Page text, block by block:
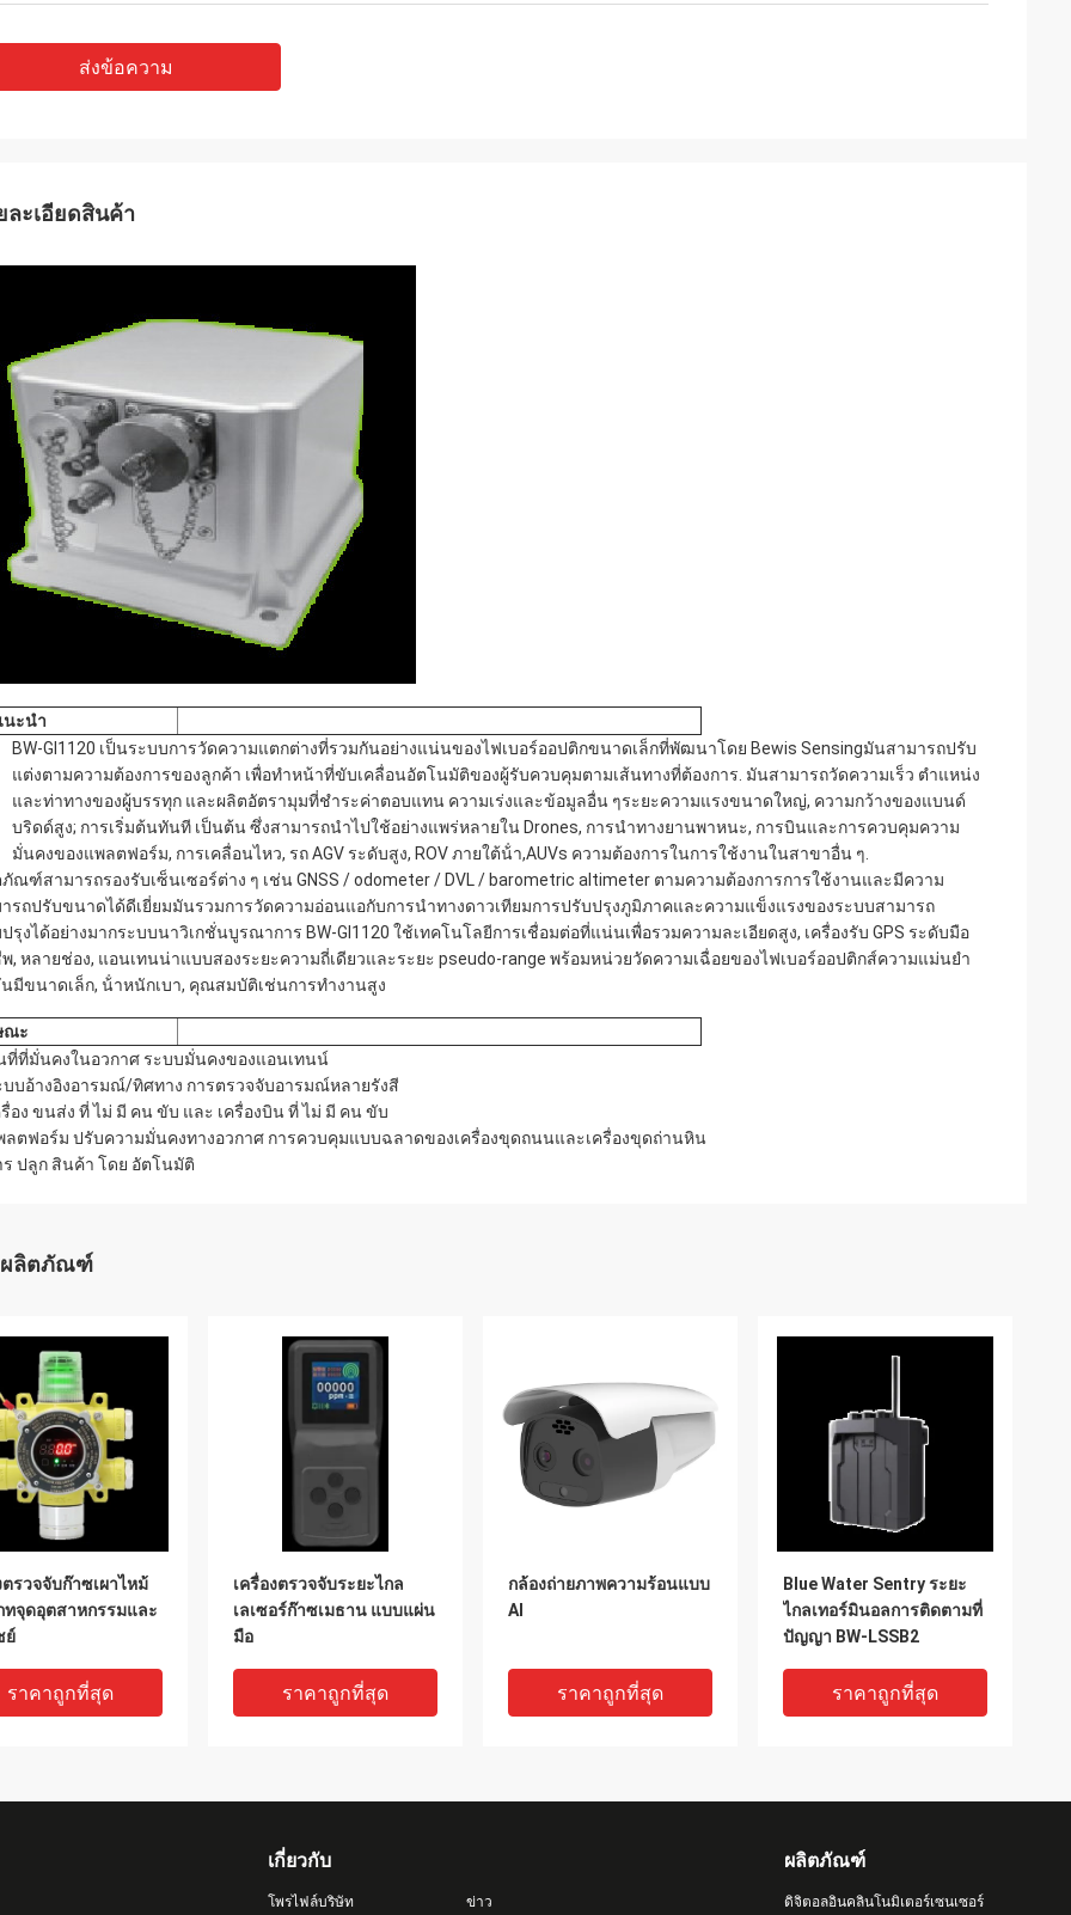
ส่งข้อความ
ละเอียดสินค้า
นะนํา
BW-GI1120 เป็นระบบการวัดความแตกต่างที่รวมกันอย่างแน่นของไฟเบอร์ออปติกขนาดเล็กที่พัฒนาโดย Bewis Sensingมันสามารถปรับ
แต่งตามความต้องการของลูกค้า เพื่อทําหน้าที่ขับเคลื่อนอัตโนมัติของผู้รับควบคุมตามเส้นทางที่ต้องการ. มันสามารถวัดความเร็ว ตําแหน่ง
และท่าทางของผู้บรรทุก และผลิตอัตรามุมที่ชําระค่าตอบแทน ความเร่งและข้อมูลอื่น ๆระยะความแรงขนาดใหญ่, ความกว้างของแบนด์
บริดด์สูง; การเริ่มต้นทันที เป็นต้น ซึ่งสามารถนําไปใช้อย่างแพร่หลายใน Drones, การนําทางยานพาหนะ, การบินและการควบคุมความ
มั่นคงของแพลตฟอร์ม, การเคลื่อนไหว, รถ AGV ระดับสูง, ROV ภายใต้น้ํา,AUVs ความต้องการในการใช้งานในสาขาอื่น ๆ.
ณฑ์สามารถรองรับเซ็นเซอร์ต่าง ๆ เช่น GNSS / odometer / DVL / barometric altimeter ตามความต้องการการใช้งานและมีความ
รถปรับขนาดได้ดีเยี่ยมมันรวมการวัดความอ่อนแอกับการนําทางดาวเทียมการปรับปรุงภูมิภาคและความแข็งแรงของระบบสามารถ
รุงได้อย่างมากระบบนาวิเกชั่นบูรณาการ BW-GI1120 ใช้เทคโนโลยีการเชื่อมต่อที่แน่นเพื่อรวมความละเอียดสูง, เครื่องรับ GPS ระดับมือ
, หลายช่อง, แอนเทนน่าแบบสองระยะความถี่เดียวและระยะ pseudo-range พร้อมหน่วยวัดความเฉื่อยของไฟเบอร์ออปติกส์ความแม่นยํา
มีขนาดเล็ก, น้ําหนักเบา, คุณสมบัติเช่นการทํางานสูง
ณะ
ที่ที่มั่นคงในอวกาศ ระบบมั่นคงของแอนเทนน์
บบอ้างอิงอารมณ์/ทิศทาง การตรวจจับอารมณ์หลายรังสี
รื่อง ขนส่ง ที่ ไม่ มี คน ขับ และ เครื่องบิน ที่ ไม่ มี คน ขับ
ลตฟอร์ม ปรับความมั่นคงทางอวกาศ การควบคุมแบบฉลาดของเครื่องขุดถนนและเครื่องขุดถ่านหิน
ร ปลูก สินค้า โดย อัตโนมัติ
ผลิตภัณฑ์
ตรวจจับก๊าซเผาไหม้
ทจุดอุตสาหกรรมและ
ย์
ราคาถูกที่สุด
เครื่องตรวจจับระยะไกล
เลเซอร์ก๊าซเมธาน แบบแผ่น
มือ
ราคาถูกที่สุด
กล้องถ่ายภาพความร้อนแบบ
AI
ราคาถูกที่สุด
Blue Water Sentry ระยะ
ไกลเทอร์มินอลการติดตามที่
ปัญญา BW-LSSB2
ราคาถูกที่สุด
เกี่ยวกับ
โพรไฟล์บริษัท ข่าว
ผลิตภัณฑ์
ดิจิตอลอินคลินโนมิเตอร์เซนเซอร์